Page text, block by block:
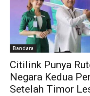
Bandara
Citilink Punya
Negara Kedua
Setelah Timor